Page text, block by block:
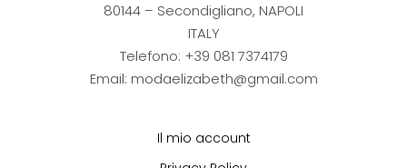
80144 – Secondigliano, NAPOLI
ITALY
Telefono: +39 081 7374179
Email: modaelizabeth@gmail.com
Il mio account